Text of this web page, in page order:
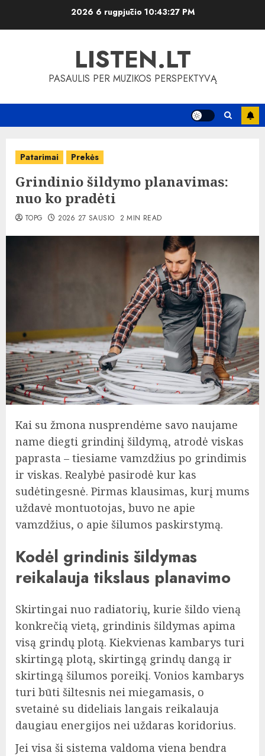
2026 6 rugpjūčio 10:43:27 PM
LISTEN.LT
PASAULIS PER MUZIKOS PERSPEKTYVĄ
Patarimai Prekės
Grindinio šildymo planavimas:
nuo ko pradėti
TOPG 2026 27 SAUSIO 2 MIN READ
Kai su žmona nusprendėme savo naujame
name diegti grindinį šildymą, atrodė viskas
paprasta – tiesiame vamzdžius po grindimis
ir viskas. Realybė pasirodė kur kas
sudėtingesnė. Pirmas klausimas, kurį mums
uždavė montuotojas, buvo ne apie
vamzdžius, o apie šilumos paskirstymą.
Kodėl grindinis šildymas
reikalauja tikslaus planavimo
Skirtingai nuo radiatorių, kurie šildo vieną
konkrečią vietą, grindinis šildymas apima
visą grindų plotą. Kiekvienas kambarys turi
skirtingą plotą, skirtingą grindų dangą ir
skirtingą šilumos poreikį. Vonios kambarys
turi būti šiltesnis nei miegamasis, o
svetainė su dideliais langais reikalauja
daugiau energijos nei uždaras koridorius.
Jei visa ši sistema valdoma viena bendra